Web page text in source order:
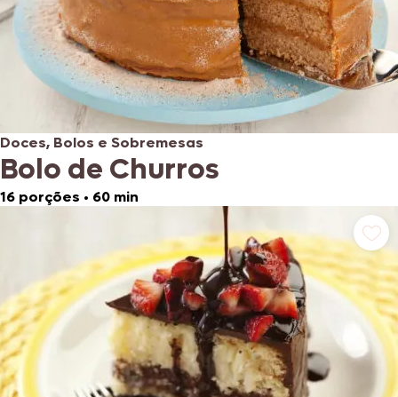
Doces, Bolos e Sobremesas
Bolo de Churros
16 porções • 60 min